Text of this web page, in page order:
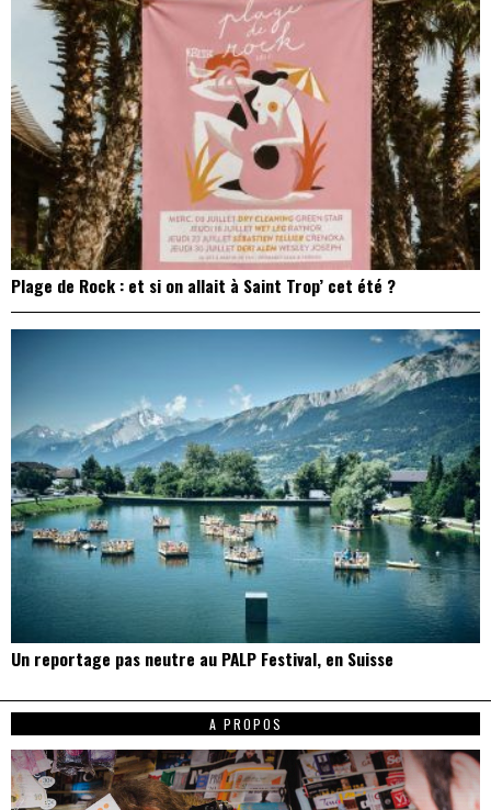
Plage de Rock : et si on allait à Saint Trop’ cet été ?
Un reportage pas neutre au PALP Festival, en Suisse
A PROPOS